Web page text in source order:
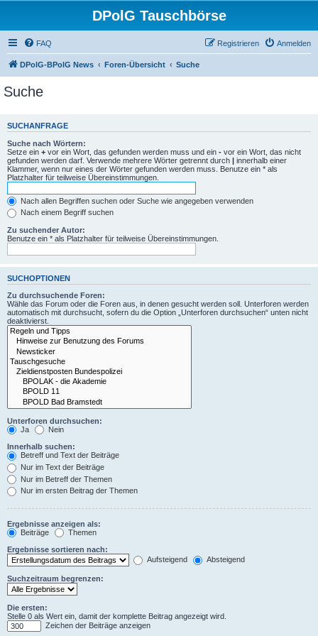
DPolG Tauschbörse
FAQ Anmelden
Registrieren
DPolG-BPolG News Foren-Übersicht Suche
Suche
SUCHANFRAGE
Suche nach Wörtern:
Setze ein + vor ein Wort, das gefunden werden muss und ein - vor ein Wort, das nicht
gefunden werden darf. Verwende mehrere Wörter getrennt durch | innerhalb einer
Klammer, wenn nur eines der Wörter gefunden werden muss. Benutze ein * als
Platzhalter für teilweise Übereinstimmungen.
Nach allen Begriffen suchen oder Suche wie angegeben verwenden
Nach einem Begriff suchen
Zu suchender Autor:
Benutze ein * als Platzhalter für teilweise Übereinstimmungen.
SUCHOPTIONEN
Zu durchsuchende Foren:
Wähle das Forum oder die Foren aus, in denen gesucht werden soll. Unterforen werden
automatisch mit durchsucht, sofern du die Option „Unterforen durchsuchen“ unten nicht
deaktivierst.
Unterforen durchsuchen:
Ja
Nein
Innerhalb suchen:
Betreff und Text der Beiträge
Nur im Text der Beiträge
Nur im Betreff der Themen
Nur im ersten Beitrag der Themen
Ergebnisse anzeigen als:
Beiträge
Themen
Ergebnisse sortieren nach:
Aufsteigend
Absteigend
Suchzeitraum begrenzen:
Die ersten:
Stelle 0 als Wert ein, damit der komplette Beitrag angezeigt wird.
Zeichen der Beiträge anzeigen